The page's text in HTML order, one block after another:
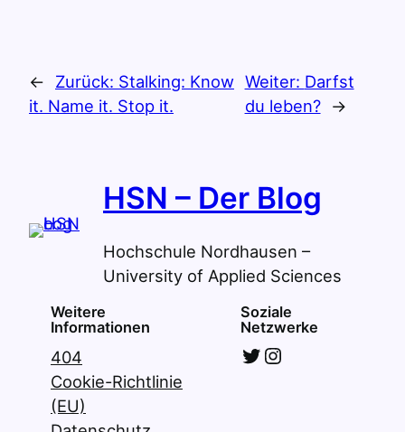
← Zurück: Stalking: Know
it. Name it. Stop it.
Weiter: Darfst
du leben?
→
HSN – Der Blog
Hochschule Nordhausen –
University of Applied Sciences
Weitere
Informationen
404
Cookie-Richtlinie
(EU)
Soziale
Netzwerke
Twitter Instagram